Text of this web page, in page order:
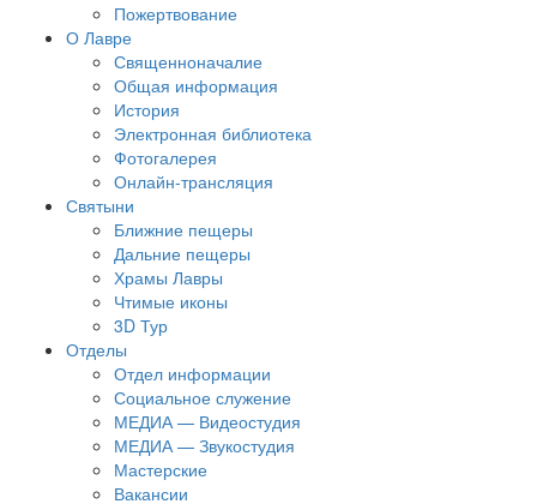
Пожертвование
О Лавре
Священноначалие
Общая информация
История
Электронная библиотека
Фотогалерея
Онлайн-трансляция
Святыни
Ближние пещеры
Дальние пещеры
Храмы Лавры
Чтимые иконы
3D Тур
Отделы
Отдел информации
Социальное служение
МЕДИА — Видеостудия
МЕДИА — Звукостудия
Мастерские
Вакансии